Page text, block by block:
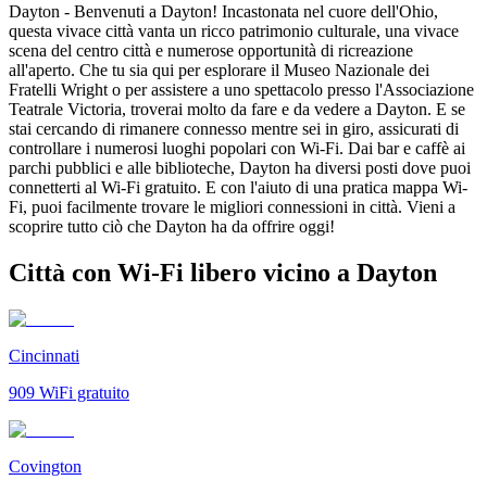
Dayton - Benvenuti a Dayton! Incastonata nel cuore dell'Ohio,
questa vivace città vanta un ricco patrimonio culturale, una vivace
scena del centro città e numerose opportunità di ricreazione
all'aperto. Che tu sia qui per esplorare il Museo Nazionale dei
Fratelli Wright o per assistere a uno spettacolo presso l'Associazione
Teatrale Victoria, troverai molto da fare e da vedere a Dayton. E se
stai cercando di rimanere connesso mentre sei in giro, assicurati di
controllare i numerosi luoghi popolari con Wi-Fi. Dai bar e caffè ai
parchi pubblici e alle biblioteche, Dayton ha diversi posti dove puoi
connetterti al Wi-Fi gratuito. E con l'aiuto di una pratica mappa Wi-
Fi, puoi facilmente trovare le migliori connessioni in città. Vieni a
scoprire tutto ciò che Dayton ha da offrire oggi!
Città con Wi-Fi libero vicino a Dayton
Cincinnati
909 WiFi gratuito
Covington